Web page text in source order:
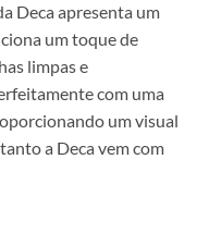
Deca apresenta um
um toque de
limpas e
com uma
um visual
a Deca vem com